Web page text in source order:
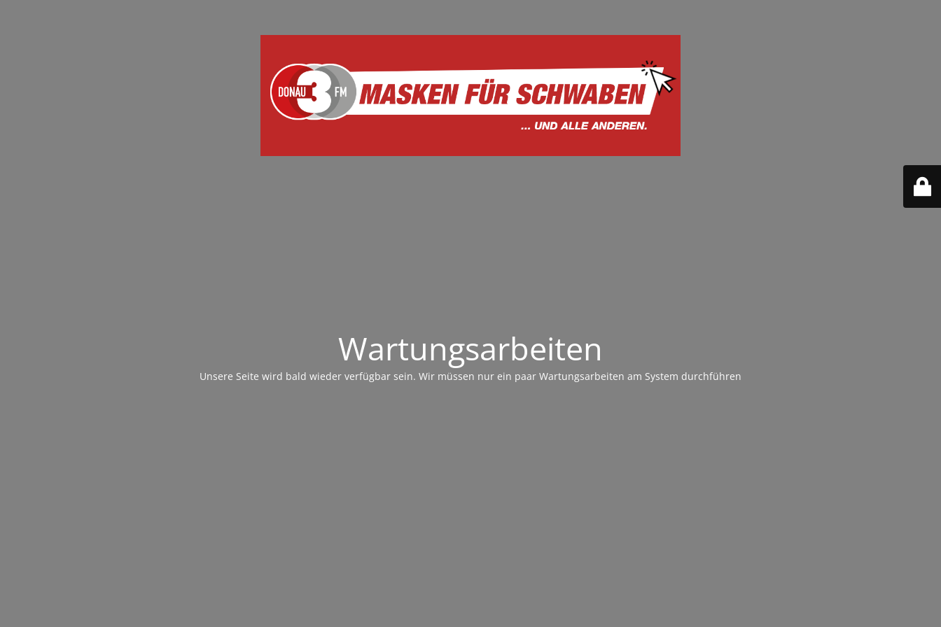
Wartungsarbeiten
Unsere Seite wird bald wieder verfügbar sein. Wir müssen nur ein paar Wartungsarbeiten am System durchführen